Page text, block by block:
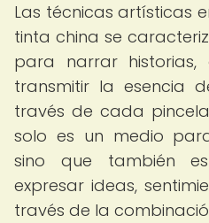
Las técnicas artísticas
tinta china se
para narrar historias,
transmitir la esencia
través de cada
solo es un medio
sino que también
expresar ideas,
través de la